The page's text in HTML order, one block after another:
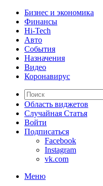
Бизнес и экономика
Финансы
Hi-Tech
Авто
События
Назначения
Видео
Коронавирус
Область виджетов
Случайная Статья
Войти
Подписаться
Facebook
Instagram
vk.com
Меню